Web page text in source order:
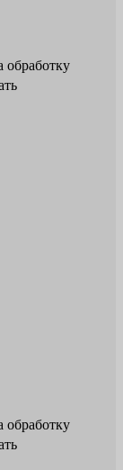
обработку
обработку